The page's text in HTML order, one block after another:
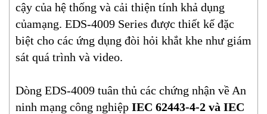
cậy của hệ thống và cải thiện tính khả dụng
củamạng. EDS-4009 Series được thiết kế đặc
biệt cho các ứng dụng đòi hỏi khắt khe như giám
sát quá trình và video.
Dòng EDS-4009 tuân thủ các chứng nhận về An
ninh mạng công nghiệp IEC 62443-4-2 và IEC